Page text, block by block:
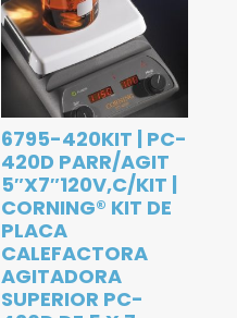
6795-420KIT | PC-
420D PARR/AGIT
5″X7″120V,C/KIT |
CORNING® KIT DE
PLACA
CALEFACTORA
AGITADORA
SUPERIOR PC-